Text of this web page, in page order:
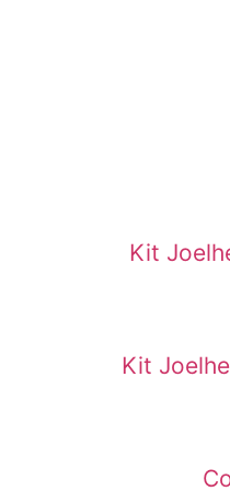
Kit
Kit